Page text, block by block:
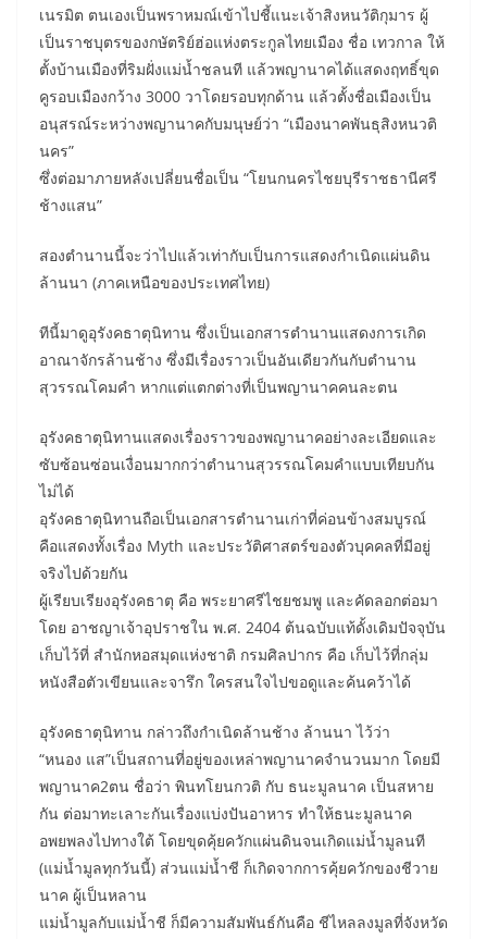
เนรมิต ตนเองเป็นพราหมณ์เข้าไปชี้แนะเจ้าสิงหนวัติกุมาร ผู้
เป็นราชบุตรของกษัตริย์ฮ่อแห่งตระกูลไทยเมือง ชื่อ เทวกาล ให้
ตั้งบ้านเมืองที่ริมฝั่งแม่น้ำชลนที แล้วพญานาคได้แสดงฤทธิ์ขุด
คูรอบเมืองกว้าง 3000 วาโดยรอบทุกด้าน แล้วตั้งชื่อเมืองเป็น
อนุสรณ์ระหว่างพญานาคกับมนุษย์ว่า “เมืองนาคพันธุสิงหนวติ
นคร”
ซึ่งต่อมาภายหลังเปลี่ยนชื่อเป็น “โยนกนครไชยบุรีราชธานีศรี
ช้างแสน”
สองตำนานนี้จะว่าไปแล้วเท่ากับเป็นการแสดงกำเนิดแผ่นดิน
ล้านนา (ภาคเหนือของประเทศไทย)
ทีนี้มาดูอุรังคธาตุนิทาน ซึ่งเป็นเอกสารตำนานแสดงการเกิด
อาณาจักรล้านช้าง ซึ่งมีเรื่องราวเป็นอันเดียวกันกับตำนาน
สุวรรณโคมคำ หากแต่แตกต่างที่เป็นพญานาคคนละตน
อุรังคธาตุนิทานแสดงเรื่องราวของพญานาคอย่างละเอียดและ
ซับซ้อนซ่อนเงื่อนมากกว่าตำนานสุวรรณโคมคำแบบเทียบกัน
ไม่ได้
อุรังคธาตุนิทานถือเป็นเอกสารตำนานเก่าที่ค่อนข้างสมบูรณ์
คือแสดงทั้งเรื่อง Myth และประวัติศาสตร์ของตัวบุคคลที่มีอยู่
จริงไปด้วยกัน
ผู้เรียบเรียงอุรังคธาตุ คือ พระยาศรีไชยชมพู และคัดลอกต่อมา
โดย อาชญาเจ้าอุปราชใน พ.ศ. 2404 ต้นฉบับแท้ดั้งเดิมปัจจุบัน
เก็บไว้ที่ สำนักหอสมุดแห่งชาติ กรมศิลปากร คือ เก็บไว้ที่กลุ่ม
หนังสือตัวเขียนและจารึก ใครสนใจไปขอดูและค้นคว้าได้
อุรังคธาตุนิทาน กล่าวถึงกำเนิดล้านช้าง ล้านนา ไว้ว่า
“หนอง แส”เป็นสถานที่อยู่ของเหล่าพญานาคจำนวนมาก โดยมี
พญานาค2ตน ชื่อว่า พินทโยนกวติ กับ ธนะมูลนาค เป็นสหาย
กัน ต่อมาทะเลาะกันเรื่องแบ่งปันอาหาร ทำให้ธนะมูลนาค
อพยพลงไปทางใต้ โดยขุดคุ้ยควักแผ่นดินจนเกิดแม่น้ำมูลนที
(แม่น้ำมูลทุกวันนี้) ส่วนแม่น้ำชี ก็เกิดจากการคุ้ยควักของชีวาย
นาค ผู้เป็นหลาน
แม่น้ำมูลกับแม่น้ำชี ก็มีความสัมพันธ์กันคือ ชีไหลลงมูลที่จังหวัด